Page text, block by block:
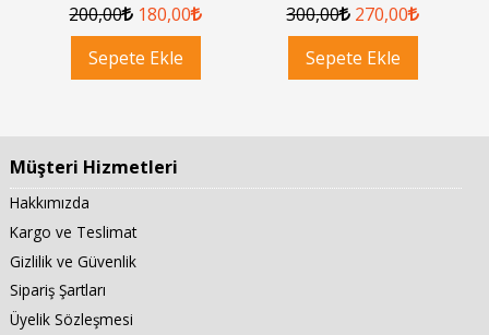
200,00 180,00
Sepete Ekle
300,00 270,00
Sepete Ekle
Müşteri Hizmetleri
Hakkımızda
Kargo ve Teslimat
Gizlilik ve Güvenlik
Sipariş Şartları
Üyelik Sözleşmesi